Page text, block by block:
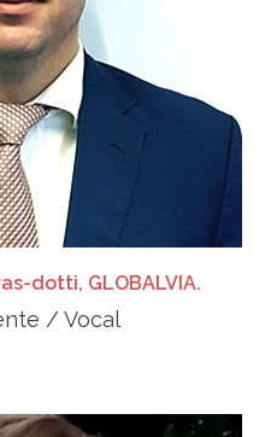
dotti, GLOBALVIA.
/ Vocal